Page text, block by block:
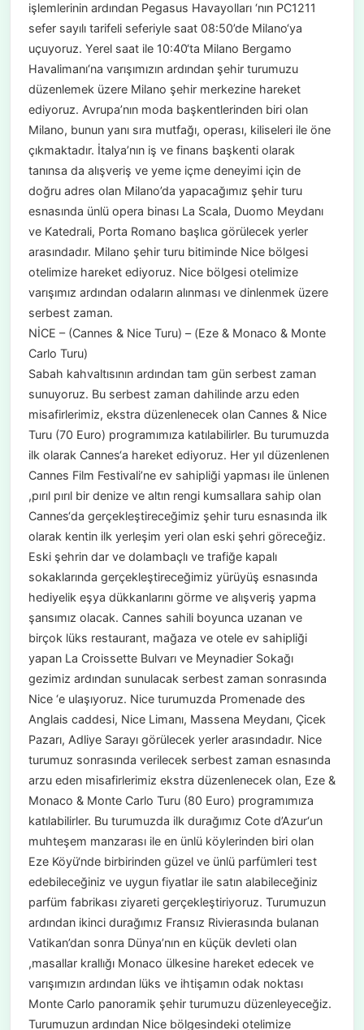
işlemlerinin ardından Pegasus Havayolları ‘nın PC1211
sefer sayılı tarifeli seferiyle saat 08:50’de Milano‘ya
uçuyoruz. Yerel saat ile 10:40‘ta Milano Bergamo
Havalimanı‘na varışımızın ardından şehir turumuzu
düzenlemek üzere Milano şehir merkezine hareket
ediyoruz. Avrupa’nın moda başkentlerinden biri olan
Milano, bunun yanı sıra mutfağı, operası, kiliseleri ile öne
çıkmaktadır. İtalya’nın iş ve finans başkenti olarak
tanınsa da alışveriş ve yeme içme deneyimi için de
doğru adres olan Milano’da yapacağımız şehir turu
esnasında ünlü opera binası La Scala, Duomo Meydanı
ve Katedrali, Porta Romano başlıca görülecek yerler
arasındadır. Milano şehir turu bitiminde Nice bölgesi
otelimize hareket ediyoruz. Nice bölgesi otelimize
varışımız ardından odaların alınması ve dinlenmek üzere
serbest zaman.
NİCE – (Cannes & Nice Turu) – (Eze & Monaco & Monte
Carlo Turu)
Sabah kahvaltısının ardından tam gün serbest zaman
sunuyoruz. Bu serbest zaman dahilinde arzu eden
misafirlerimiz, ekstra düzenlenecek olan Cannes & Nice
Turu (70 Euro) programımıza katılabilirler. Bu turumuzda
ilk olarak Cannes‘a hareket ediyoruz. Her yıl düzenlenen
Cannes Film Festivali’ne ev sahipliği yapması ile ünlenen
,pırıl pırıl bir denize ve altın rengi kumsallara sahip olan
Cannes‘da gerçekleştireceğimiz şehir turu esnasında ilk
olarak kentin ilk yerleşim yeri olan eski şehri göreceğiz.
Eski şehrin dar ve dolambaçlı ve trafiğe kapalı
sokaklarında gerçekleştireceğimiz yürüyüş esnasında
hediyelik eşya dükkanlarını görme ve alışveriş yapma
şansımız olacak. Cannes sahili boyunca uzanan ve
birçok lüks restaurant, mağaza ve otele ev sahipliği
yapan La Croissette Bulvarı ve Meynadier Sokağı
gezimiz ardından sunulacak serbest zaman sonrasında
Nice ‘e ulaşıyoruz. Nice turumuzda Promenade des
Anglais caddesi, Nice Limanı, Massena Meydanı, Çicek
Pazarı, Adliye Sarayı görülecek yerler arasındadır. Nice
turumuz sonrasında verilecek serbest zaman esnasında
arzu eden misafirlerimiz ekstra düzenlenecek olan, Eze &
Monaco & Monte Carlo Turu (80 Euro) programımıza
katılabilirler. Bu turumuzda ilk durağımız Cote d’Azur‘un
muhteşem manzarası ile en ünlü köylerinden biri olan
Eze Köyü‘nde birbirinden güzel ve ünlü parfümleri test
edebileceğiniz ve uygun fiyatlar ile satın alabileceğiniz
parfüm fabrikası ziyareti gerçekleştiriyoruz. Turumuzun
ardından ikinci durağımız Fransız Rivierasında bulanan
Vatikan’dan sonra Dünya’nın en küçük devleti olan
,masallar krallığı Monaco ülkesine hareket edecek ve
varışımızın ardından lüks ve ihtişamın odak noktası
Monte Carlo panoramik şehir turumuzu düzenleyeceğiz.
Turumuzun ardından Nice bölgesindeki otelimize